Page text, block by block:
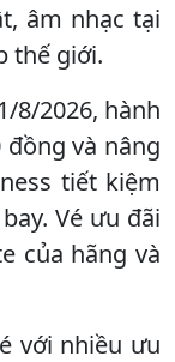
âm nhạc tại
thế giới.
8/2026, hành
và nâng
tiết kiệm
Vé ưu đãi
của hãng và
với nhiều ưu